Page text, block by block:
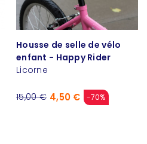
Housse de selle de vélo
enfant - Happy Rider
Licorne
15,00 € 4,50 € -70%